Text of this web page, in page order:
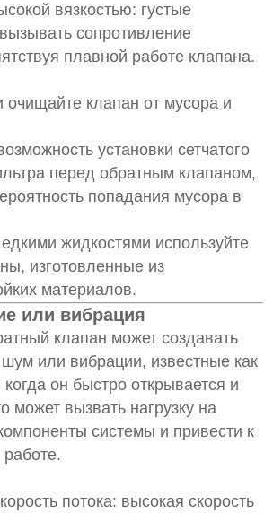
вязкостью: густые
сопротивление
плавной работе клапана.
очищайте клапан от мусора и
установки сетчатого
перед обратным клапаном,
попадания мусора в
жидкостями используйте
изготовленные из
материалов.
или вибрация
клапан может создавать
или вибрации, известные как
он быстро открывается и
может вызвать нагрузку на
системы и привести к
потока: высокая скорость